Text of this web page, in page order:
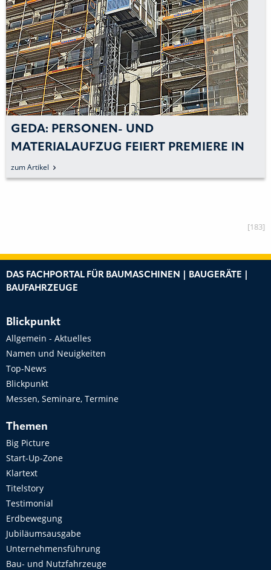
GEDA: PERSONEN- UND
MATERIALAUFZUG FEIERT PREMIERE IN
DEUTSCHLAND
zum Artikel
[183]
DAS FACHPORTAL FÜR BAUMASCHINEN | BAUGERÄTE |
BAUFAHRZEUGE
Blickpunkt
Allgemein - Aktuelles
Namen und Neuigkeiten
Top-News
Blickpunkt
Messen, Seminare, Termine
Themen
Big Picture
Start-Up-Zone
Klartext
Titelstory
Testimonial
Erdbewegung
Jubiläumsausgabe
Unternehmensführung
Bau- und Nutzfahrzeuge